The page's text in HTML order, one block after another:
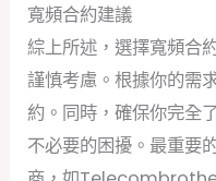
寬頻合約建議
綜上所述，選擇寬頻合
謹慎考慮。根據你的需
約。同時，確保你完全
不必要的困擾。最重要